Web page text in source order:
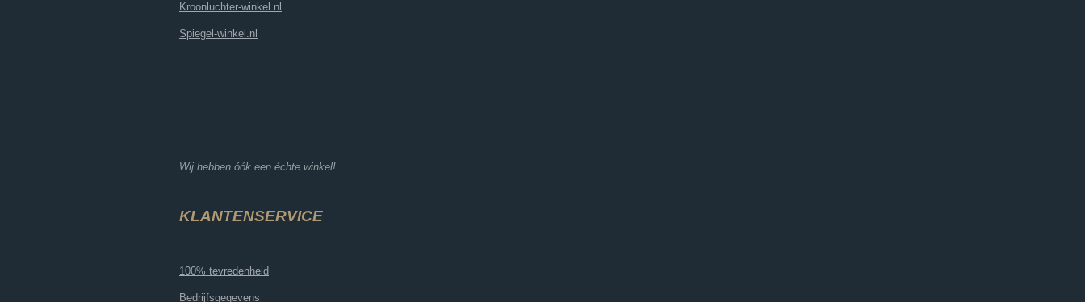
Kroonluchter-winkel.nl
Spiegel-winkel.nl
Wij hebben óók een échte winkel!
KLANTENSERVICE
100% tevredenheid
Bedrijfsgegevens